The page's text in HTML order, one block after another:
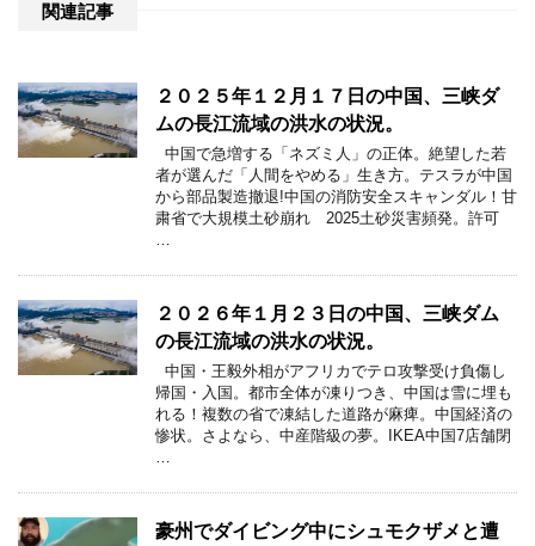
関連記事
２０２５年１２月１７日の中国、三峡ダ
ムの長江流域の洪水の状況。
中国で急増する「ネズミ人」の正体。絶望した若
者が選んだ「人間をやめる」生き方。テスラが中国
から部品製造撤退!中国の消防安全スキャンダル！甘
粛省で大規模土砂崩れ 2025土砂災害頻発。許可
…
２０２６年１月２３日の中国、三峡ダム
の長江流域の洪水の状況。
中国・王毅外相がアフリカでテロ攻撃受け負傷し
帰国・入国。都市全体が凍りつき、中国は雪に埋も
れる！複数の省で凍結した道路が麻痺。中国経済の
惨状。さよなら、中産階級の夢。IKEA中国7店舗閉
…
豪州でダイビング中にシュモクザメと遭